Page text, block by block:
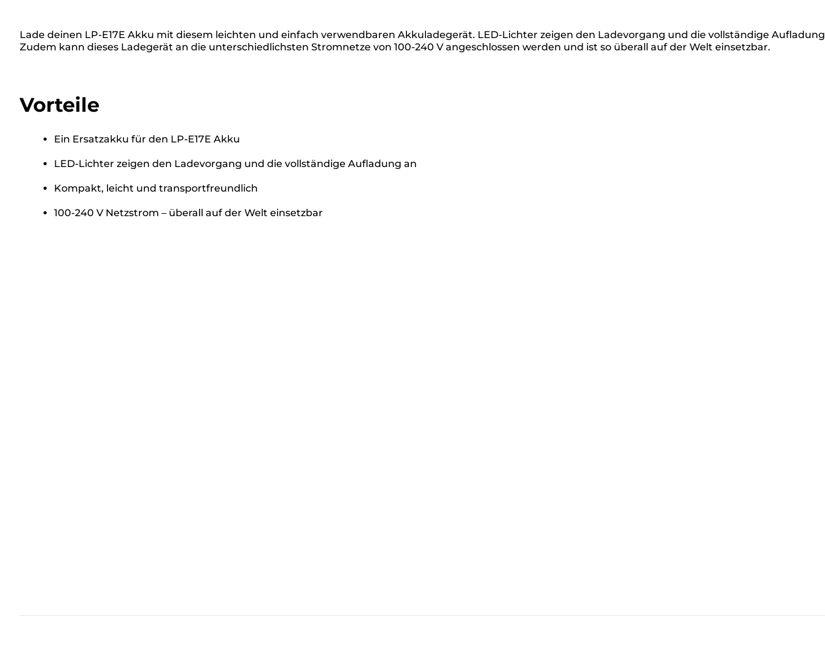
Lade deinen LP-E17E Akku mit diesem leichten und einfach verwendbaren Akkuladegerät. LED-Lichter zeigen den Ladevorgang und die vollständige
Zudem kann dieses Ladegerät an die unterschiedlichsten Stromnetze von 100-240 V angeschlossen werden und ist so überall auf der Welt einsetzbar.
Vorteile
Ein Ersatzakku für den LP-E17E Akku
LED-Lichter zeigen den Ladevorgang und die vollständige Aufladung an
Kompakt, leicht und transportfreundlich
100-240 V Netzstrom – überall auf der Welt einsetzbar